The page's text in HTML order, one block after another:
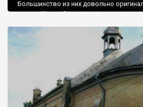
Большинство из них довольно
другие. Каждый из них имеет свою
исключение. Кроме маленьких
отличается своей стройностью: за
силуэта он выглядит довольно